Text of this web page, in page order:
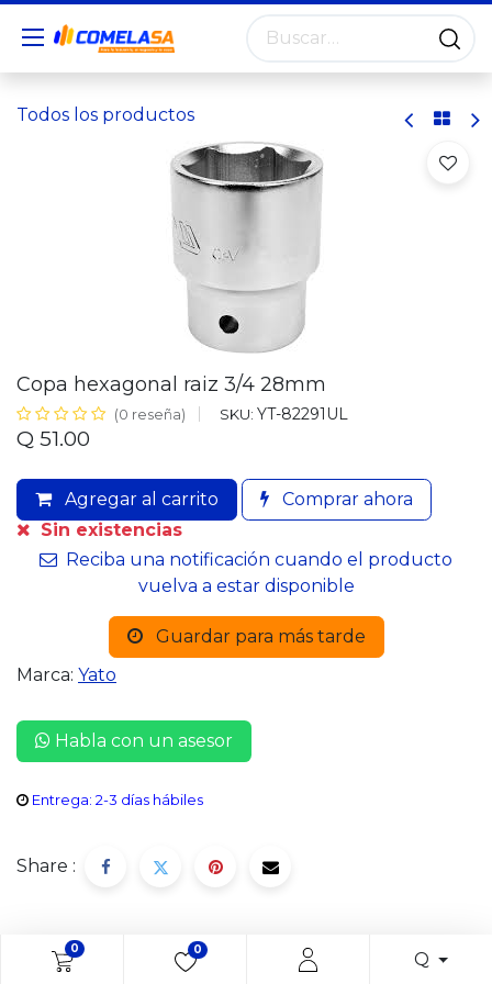
0 0 Q
Todos los productos
Copa hexagonal raiz 3/4 28mm
(0 reseña) SKU: YT-82291UL
Q 51.00
Agregar al carrito
Comprar ahora
Sin existencias
Reciba una notificación cuando el producto
vuelva a estar disponible
Guardar para más tarde
Marca: Yato
Habla con un asesor
Entrega: 2-3 días hábiles
Share :
Descripción